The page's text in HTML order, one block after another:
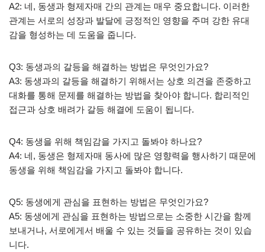
A2: 네, 동생과 형제자매 간의 관계는 매우 중요합니다. 이러한
관계는 서로의 성장과 발달에 긍정적인 영향을 주며 강한 유대
감을 형성하는 데 도움을 줍니다.
Q3: 동생과의 갈등을 해결하는 방법은 무엇인가요?
A3: 동생과의 갈등을 해결하기 위해서는 상호 의견을 존중하고
대화를 통해 문제를 해결하는 방법을 찾아야 합니다. 합리적인
접근과 상호 배려가 갈등 해결에 도움이 됩니다.
Q4: 동생을 위해 책임감을 가지고 돌봐야 하나요?
A4: 네, 동생은 형제자매 동사에 많은 영향력을 행사하기 때문에
동생을 위해 책임감을 가지고 돌봐야 합니다.
Q5: 동생에게 관심을 표현하는 방법은 무엇인가요?
A5: 동생에게 관심을 표현하는 방법으로는 소중한 시간을 함께
보내거나, 서로에게서 배울 수 있는 것들을 공유하는 것이 있습
니다.